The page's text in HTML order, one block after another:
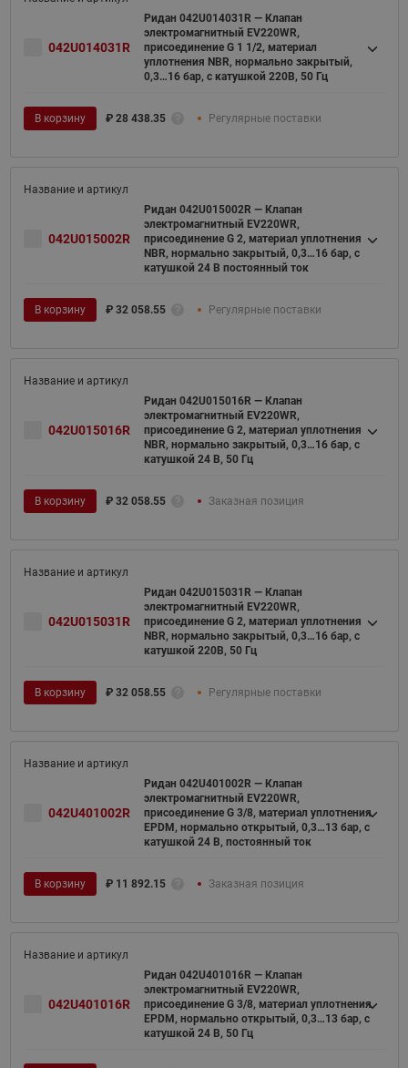
042U014031R
Ридан 042U014031R — Клапан
электромагнитный EV220WR,
присоединение G 1 1/2, материал
уплотнения NBR, нормально закрытый,
0,3…16 бар, с катушкой 220В, 50 Гц
В корзину ₽ 28 438.35 Регулярные поставки
042U015002R
Ридан 042U015002R — Клапан
электромагнитный EV220WR,
присоединение G 2, материал уплотнения
NBR, нормально закрытый, 0,3…16 бар, с
катушкой 24 В постоянный ток
В корзину ₽ 32 058.55 Регулярные поставки
042U015016R
Ридан 042U015016R — Клапан
электромагнитный EV220WR,
присоединение G 2, материал уплотнения
NBR, нормально закрытый, 0,3…16 бар, с
катушкой 24 В, 50 Гц
В корзину ₽ 32 058.55 Заказная позиция
042U015031R
Ридан 042U015031R — Клапан
электромагнитный EV220WR,
присоединение G 2, материал уплотнения
NBR, нормально закрытый, 0,3…16 бар, с
катушкой 220В, 50 Гц
В корзину ₽ 32 058.55 Регулярные поставки
042U401002R
Ридан 042U401002R — Клапан
электромагнитный EV220WR,
присоединение G 3/8, материал уплотнения
EPDM, нормально открытый, 0,3…13 бар, с
катушкой 24 В, постоянный ток
В корзину ₽ 11 892.15 Заказная позиция
042U401016R
Ридан 042U401016R — Клапан
электромагнитный EV220WR,
присоединение G 3/8, материал уплотнения
EPDM, нормально открытый, 0,3…13 бар, с
катушкой 24 В, 50 Гц